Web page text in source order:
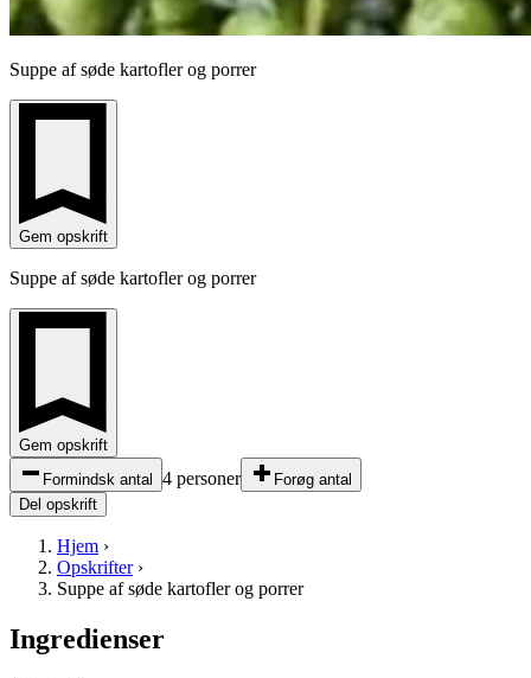
Suppe af søde kartofler og porrer
Gem opskrift
Suppe af søde kartofler og porrer
Gem opskrift
Formindsk antal
4 personer
Forøg antal
Del opskrift
Hjem ›
Opskrifter›
Suppe af søde kartofler og porrer
Ingredienser